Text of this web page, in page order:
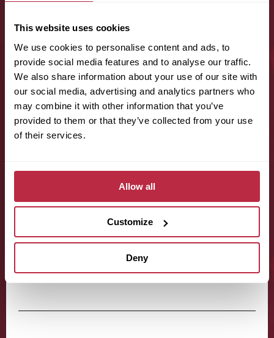
This website uses cookies
We use cookies to personalise content and ads, to
provide social media features and to analyse our traffic.
We also share information about your use of our site with
our social media, advertising and analytics partners who
may combine it with other information that you’ve
provided to them or that they’ve collected from your use
of their services.
Allow all
Customize
Deny
E-mail (povinné):
Telefon (povinné):
Typ prostoru: